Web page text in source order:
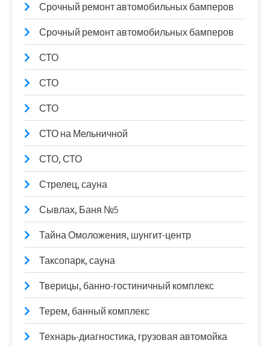
Срочный ремонт автомобильных бамперов
Срочный ремонт автомобильных бамперов
СТО
СТО
СТО
СТО на Мельничной
СТО, СТО
Стрелец, сауна
Сывлах, Баня №5
Тайна Омоложения, шунгит-центр
Таксопарк, сауна
Тверицы, банно-гостиничный комплекс
Терем, банный комплекс
Технарь-диагностика, грузовая автомойка